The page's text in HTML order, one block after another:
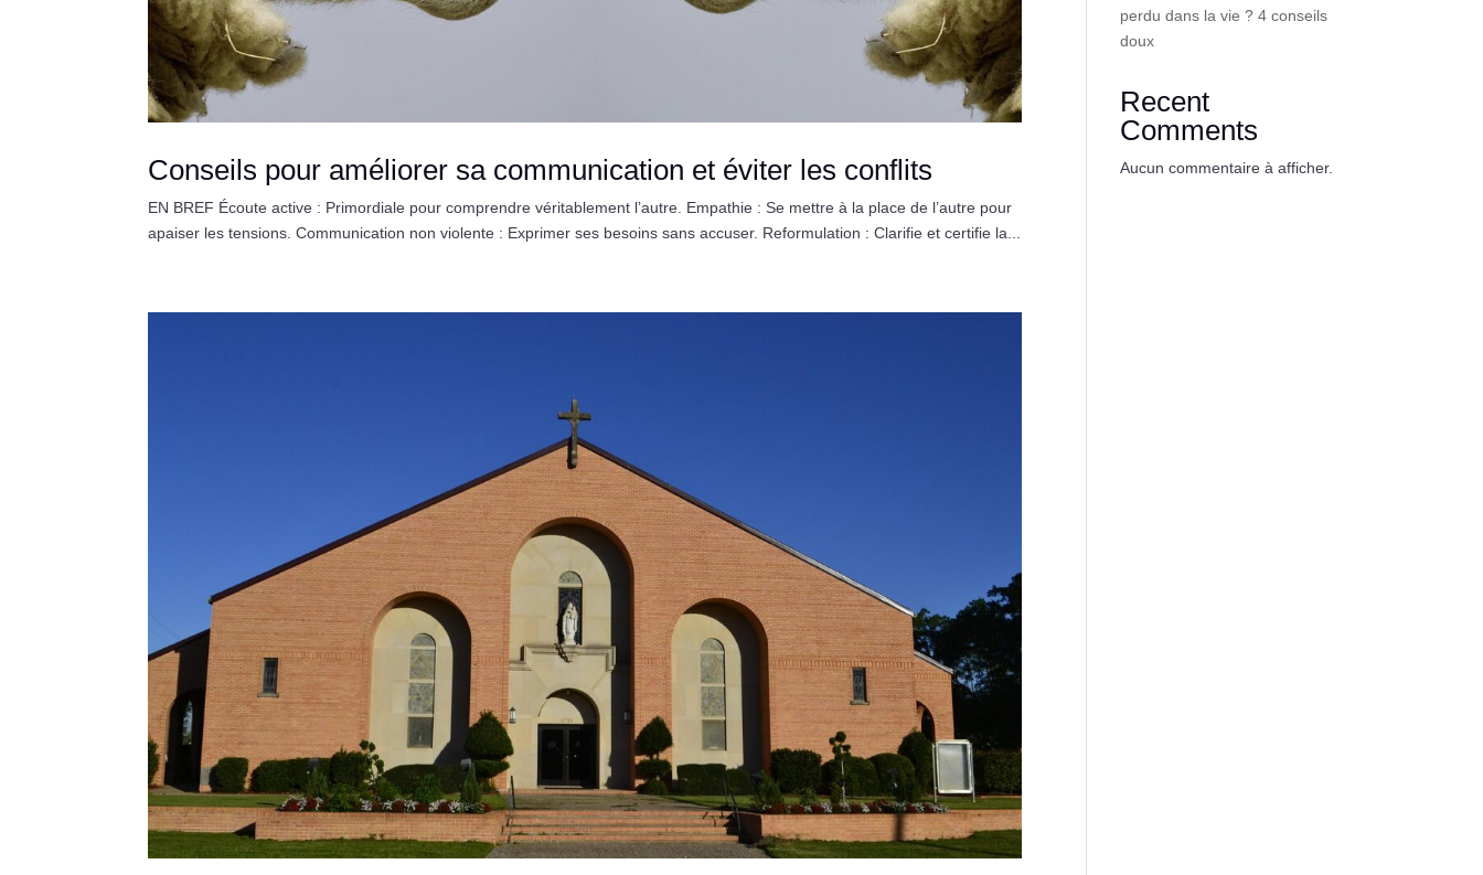
Conseils pour améliorer sa communication et éviter les conflits
EN BREF Écoute active : Primordiale pour comprendre véritablement l’autre. Empathie : Se mettre à la place de l’autre pour
apaiser les tensions. Communication non violente : Exprimer ses besoins sans accuser. Reformulation : Clarifie et certifie la...
perdu dans la vie ? 4 conseils
doux
Recent
Comments
Aucun commentaire à afficher.